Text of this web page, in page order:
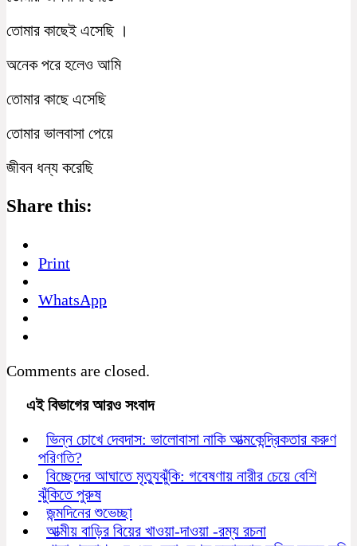
তোমার কাছেই এসেছি ।
অনেক পরে হলেও আমি
তোমার কাছে এসেছি
তোমার ভালবাসা পেয়ে
জীবন ধন্য করেছি
Share this:
Print
WhatsApp
Comments are closed.
এই বিভাগের আরও সংবাদ
ভিন্ন চোখে দেবদাস: ভালোবাসা নাকি আত্মকেন্দ্রিকতার করুণ
পরিণতি?
বিচ্ছেদের আঘাতে মৃত্যুঝুঁকি: গবেষণায় নারীর চেয়ে বেশি
ঝুঁকিতে পুরুষ
জন্মদিনের শুভেচ্ছা
আত্মীয় বাড়ির বিয়ের খাওয়া-দাওয়া -রম্য রচনা